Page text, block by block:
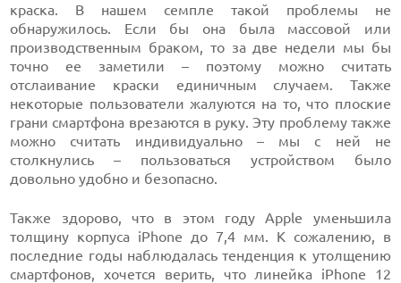
краска. В нашем семпле такой проблемы не
обнаружилось. Если бы она была массовой или
производственным браком, то за две недели мы бы
точно ее заметили – поэтому можно считать
отслаивание краски единичным случаем. Также
некоторые пользователи жалуются на то, что плоские
грани смартфона врезаются в руку. Эту проблему также
можно считать индивидуально – мы с ней не
столкнулись – пользоваться устройством было
довольно удобно и безопасно.
Также здорово, что в этом году Apple уменьшила
толщину корпуса iPhone до 7,4 мм. К сожалению, в
последние годы наблюдалась тенденция к утолщению
смартфонов, хочется верить, что линейка iPhone 12